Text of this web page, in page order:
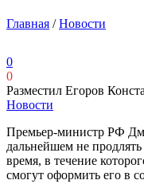
Главная /Новости
0
0
Разместил Егоров
Новости
Премьер-министр РФ
дальнейшем не
время, в течение
смогут оформить его в